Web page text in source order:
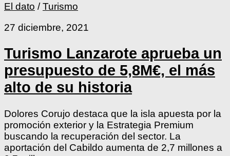
El dato /Turismo
27 diciembre, 2021
Turismo Lanzarote aprueba un
presupuesto de 5,8M€, el más
alto de su historia
Dolores Corujo destaca que la isla apuesta por la
promoción exterior y la Estrategia Premium
buscando la recuperación del sector. La
aportación del Cabildo aumenta de 2,7 millones a